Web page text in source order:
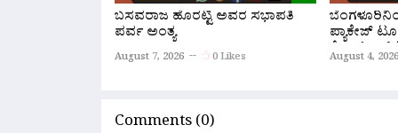
ಬಸವರಾಜ ಹೊರಟ್ಟಿ ಅವರ ಸಭಾಪತಿ
ಪರ್ವ ಅಂತ್ಯ
August 7, 2026 0 Likes
ಪ್ಯಾಕೇಜ್
ಆರಂಭ
August 4, 2026
Comments (0)